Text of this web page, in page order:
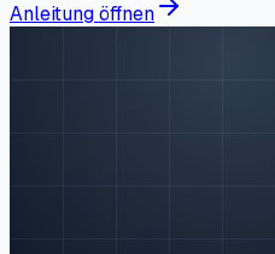
Anleitung öffnen